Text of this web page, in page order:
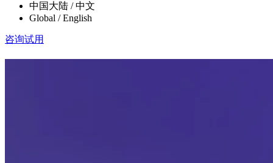
中国大陆 / 中文
Global / English
咨询试用